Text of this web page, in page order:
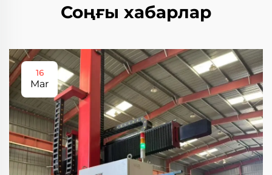
Соңғы хабарлар
16
Mar